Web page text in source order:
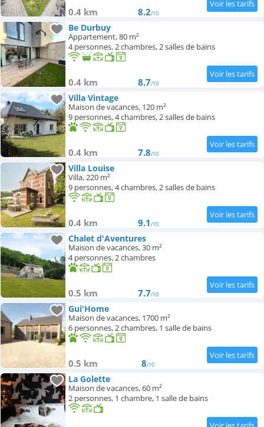
0.4 km 8.2/10
Be Durbuy
Appartement, 80 m²
4 personnes, 2 chambres, 2 salles de bains
0.4 km 8.7/10
Villa Vintage
Maison de vacances, 120 m²
9 personnes, 4 chambres, 2 salles de bains
0.4 km 7.8/10
Villa Louise
Villa, 220 m²
9 personnes, 4 chambres, 2 salles de bains
0.4 km 9.1/10
Chalet d'Aventures
Maison de vacances, 30 m²
4 personnes, 2 chambres
0.5 km 7.7/10
Gui'Home
Maison de vacances, 1700 m²
6 personnes, 2 chambres, 1 salle de bains
0.5 km 8/10
La Golette
Maison de vacances, 60 m²
2 personnes, 1 chambre, 1 salle de bains